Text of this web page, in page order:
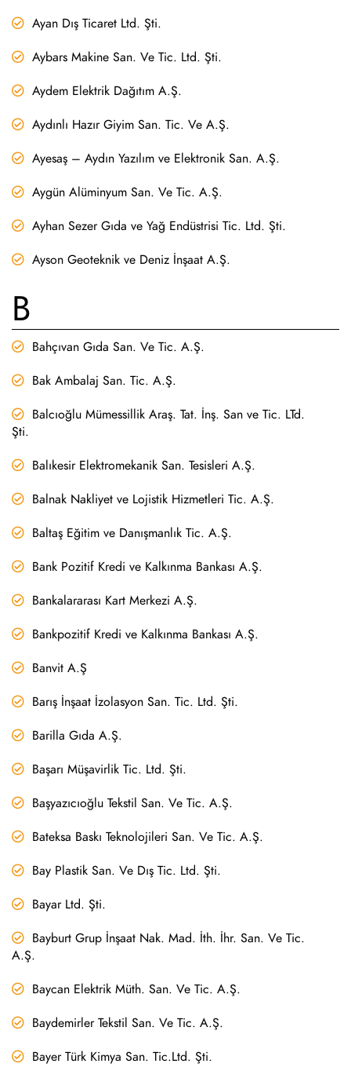
Ayan Dış Ticaret Ltd. Şti.
Aybars Makine San. Ve Tic. Ltd. Şti.
Aydem Elektrik Dağıtım A.Ş.
Aydınlı Hazır Giyim San. Tic. Ve A.Ş.
Ayesaş – Aydın Yazılım ve Elektronik San. A.Ş.
Aygün Alüminyum San. Ve Tic. A.Ş.
Ayhan Sezer Gıda ve Yağ Endüstrisi Tic. Ltd. Şti.
Ayson Geoteknik ve Deniz İnşaat A.Ş.
B
Bahçıvan Gıda San. Ve Tic. A.Ş.
Bak Ambalaj San. Tic. A.Ş.
Balcıoğlu Mümessillik Araş. Tat. İnş. San ve Tic. LTd.
Şti.
Balıkesir Elektromekanik San. Tesisleri A.Ş.
Balnak Nakliyet ve Lojistik Hizmetleri Tic. A.Ş.
Baltaş Eğitim ve Danışmanlık Tic. A.Ş.
Bank Pozitif Kredi ve Kalkınma Bankası A.Ş.
Bankalararası Kart Merkezi A.Ş.
Bankpozitif Kredi ve Kalkınma Bankası A.Ş.
Banvit A.Ş
Barış İnşaat İzolasyon San. Tic. Ltd. Şti.
Barilla Gıda A.Ş.
Başarı Müşavirlik Tic. Ltd. Şti.
Başyazıcıoğlu Tekstil San. Ve Tic. A.Ş.
Bateksa Baskı Teknolojileri San. Ve Tic. A.Ş.
Bay Plastik San. Ve Dış Tic. Ltd. Şti.
Bayar Ltd. Şti.
Bayburt Grup İnşaat Nak. Mad. İth. İhr. San. Ve Tic.
A.Ş.
Baycan Elektrik Müth. San. Ve Tic. A.Ş.
Baydemirler Tekstil San. Ve Tic. A.Ş.
Bayer Türk Kimya San. Tic.Ltd. Şti.